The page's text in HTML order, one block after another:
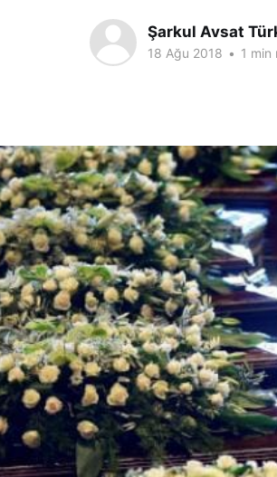
Şarkul Avsat
18 Ağu 2018 • 1 min